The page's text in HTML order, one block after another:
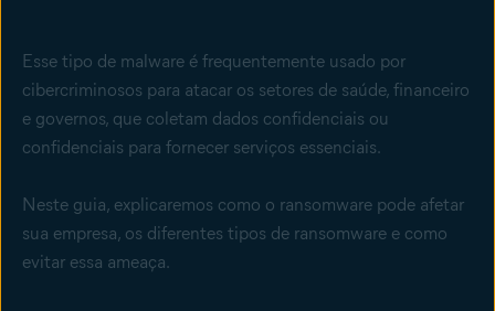
Esse tipo de malware é frequentemente usado por
cibercriminosos para atacar os setores de saúde, financeiro
e governos, que coletam dados confidenciais ou
confidenciais para fornecer serviços essenciais.
Neste guia, explicaremos como o ransomware pode afetar
sua empresa, os diferentes tipos de ransomware e como
evitar essa ameaça.